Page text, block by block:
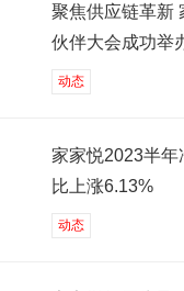
聚焦供应链革新
伙伴大会成功举
动态
家家悦2023半年
比上涨6.13%
动态